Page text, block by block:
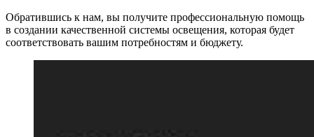
Обратившись к нам, вы получите профессиональную помощь
в создании качественной системы освещения, которая будет
соответствовать вашим потребностям и бюджету.